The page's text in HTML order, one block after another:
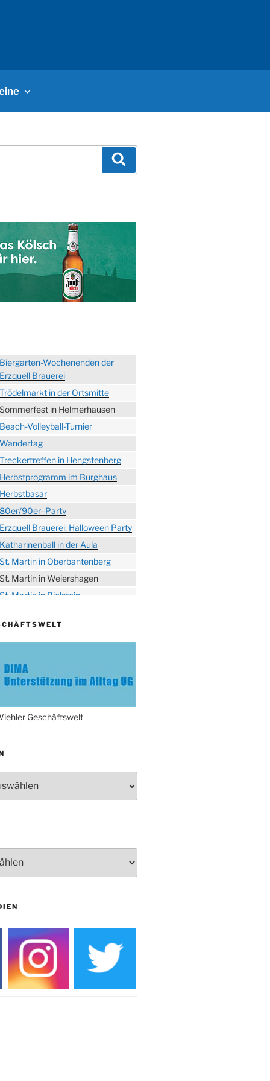
Biergarten-Wochenenden der
Erzquell Brauerei
Trödelmarkt in der Ortsmitte
Sommerfest in Helmerhausen
Beach-Volleyball-Turnier
Wandertag
Treckertreffen in Hengstenberg
Herbstprogramm im Burghaus
Herbstbasar
80er/90er–Party
Erzquell Brauerei: Halloween Party
Katharinenball in der Aula
St. Martin in Oberbantenberg
St. Martin in Weiershagen
St. Martin in Bielstein
der Tollitäten
Bielsteiner Männerchor
Volkstrauertag am Ehrenmal
Anknipsfest an der
Frauenchor
Oberbantenberg
im Ev. Gemeindehaus
Burghaus
rund um die
Geschäftswelt